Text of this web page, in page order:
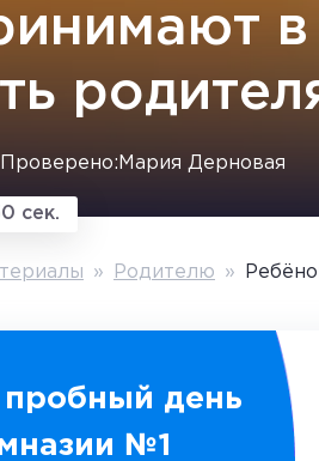
в
Проверено: Мария Дерновая
сек.
» Родителю »
пробный день
№1